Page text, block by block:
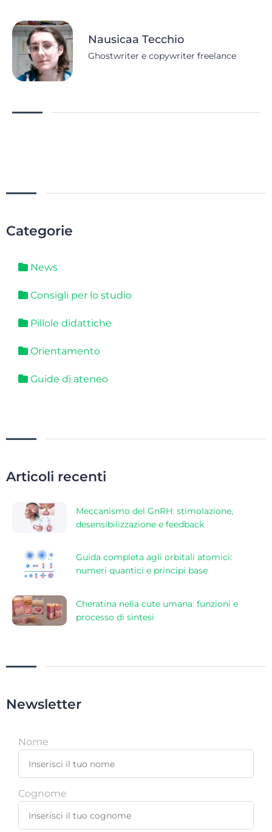
Nausicaa Tecchio
Ghostwriter e copywriter freelance
Categorie
News
Consigli per lo studio
Pillole didattiche
Orientamento
Guide di ateneo
Articoli recenti
Meccanismo del GnRH: stimolazione,
desensibilizzazione e feedback
Guida completa agli orbitali atomici:
numeri quantici e principi base
Cheratina nella cute umana: funzioni e
processo di sintesi
Newsletter
Nome
Cognome